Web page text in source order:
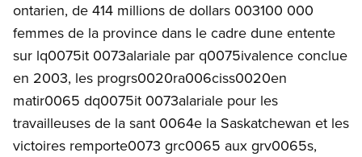
ontarien, de 414 millions de dollars 003100 000
femmes de la province dans le cadre dune entente
sur lq0075it 0073alariale par q0075ivalence conclue
en 2003, les progrs0020ra006ciss0020en
matir0065 dq0075it 0073alariale pour les
travailleuses de la sant 0064e la Saskatchewan et les
victoires remporte0073 grc0065 aux grv0065s,